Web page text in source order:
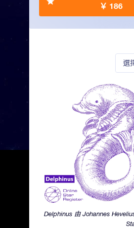
選
Delphinus 由 Johannes
￥ 186